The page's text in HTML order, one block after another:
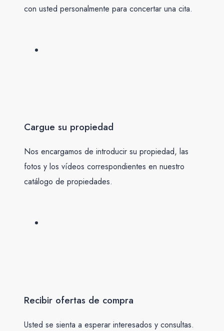
con usted personalmente para concertar una cita.
Cargue su propiedad
Nos encargamos de introducir su propiedad, las
fotos y los vídeos correspondientes en nuestro
catálogo de propiedades.
Recibir ofertas de compra
Usted se sienta a esperar interesados y consultas.